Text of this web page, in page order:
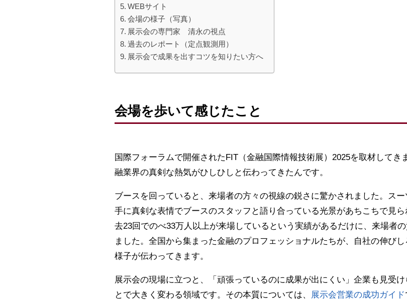
WEBサイト
会場の様子（写真）
展示会の専門家 清永の視点
過去のレポート（定点観測用）
展示会で成果を出すコツを知りたい方へ
会場を歩いて感じたこと
国際フォーラムで開催されたFIT（金融国際情報技術展）2025を取材して
融業界の真剣な熱気がひしひしと伝わってきたんです。
ブースを回っていると、来場者の方々の視線の鋭さに驚かされました。ス
手に真剣な表情でブースのスタッフと語り合っている光景があちこちで見
去23回でのべ33万人以上が来場しているという実績があるだけに、来場者
ました。全国から集まった金融のプロフェッショナルたちが、自社の伸び
様子が伝わってきます。
展示会の現場に立つと、「頑張っているのに成果が出にくい」企業も見受
とで大きく変わる領域です。その本質については、 展示会営業の成功ガイド